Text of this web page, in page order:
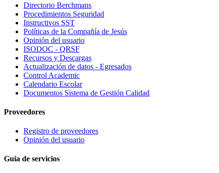
Directorio Berchmans
Procedimientos Seguridad
Instructivos SST
Políticas de la Compañía de Jesús
Opinión del usuario
ISODOC - QRSF
Recursos y Descargas
Actualización de datos - Egresados
Control Academic
Calendario Escolar
Documentos Sistema de Gestión Calidad
Proveedores
Registro de proveedores
Opinión del usuario
Guia de servicios